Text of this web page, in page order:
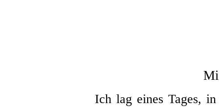
Ich lag eines Tages,